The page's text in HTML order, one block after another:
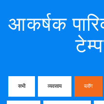
आकर्षक
सभी व्यवसाय ब्लॉग